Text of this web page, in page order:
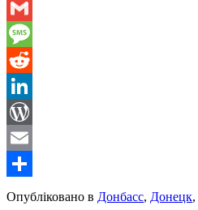
WhatsApp
Gmail
Message
Reddit
LinkedIn
WordPress
Email
Share
Опубліковано в Донбасс, Донецк,